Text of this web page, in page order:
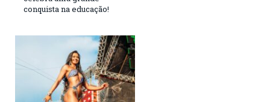
conquista na educação!